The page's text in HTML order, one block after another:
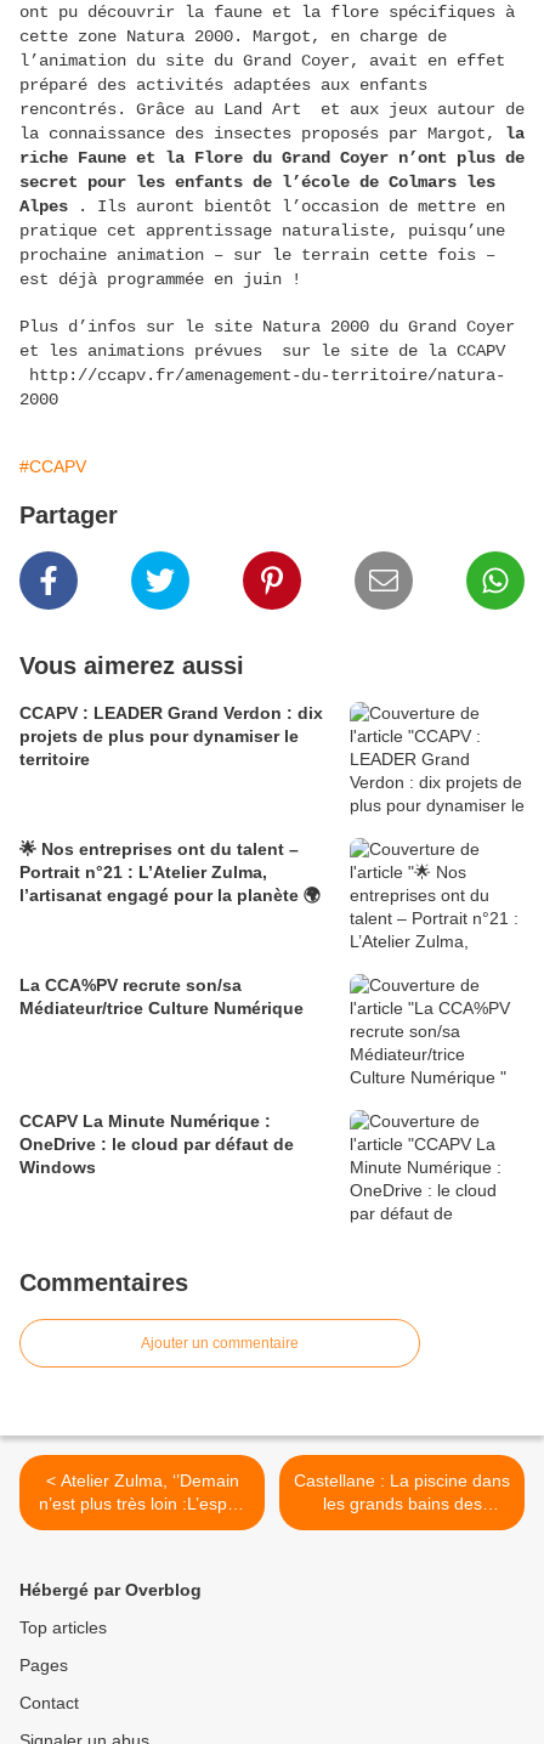
ont pu découvrir la faune et la flore spécifiques à
cette zone Natura 2000. Margot, en charge de
l’animation du site du Grand Coyer, avait en effet
préparé des activités adaptées aux enfants
rencontrés. Grâce au Land Art et aux jeux autour de
la connaissance des insectes proposés par Margot, la
riche Faune et la Flore du Grand Coyer n’ont plus de
secret pour les enfants de l’école de Colmars les
Alpes
. Ils auront bientôt l’occasion de mettre en
pratique cet apprentissage naturaliste, puisqu’une
prochaine animation – sur le terrain cette fois –
est déjà programmée en juin !
Plus d’infos sur le site Natura 2000 du Grand Coyer
et les animations prévues sur le site de la CCAPV
http://ccapv.fr/amenagement-du-territoire/natura-
2000
#CCAPV
Partager
Vous aimerez aussi
CCAPV : LEADER Grand Verdon : dix
projets de plus pour dynamiser le
territoire
🌟 Nos entreprises ont du talent –
Portrait n°21 : L’Atelier Zulma,
l’artisanat engagé pour la planète 🌍
La CCA%PV recrute son/sa
Médiateur/trice Culture Numérique
CCAPV La Minute Numérique :
OneDrive : le cloud par défaut de
Windows​​​​​​​
Commentaires
Ajouter un commentaire
< Atelier Zulma, ‘’Demain
n’est plus très loin :L’espoir
renaît !’’
Castellane : La piscine dans
les grands bains des
travaux >
Hébergé par Overblog
Top articles
Pages
Contact